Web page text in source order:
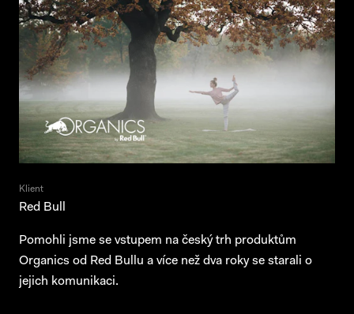
Kontakt
News
English
Klient
Red Bull
Pomohli jsme se vstupem na český trh produktům
Organics od Red Bullu a více než dva roky se starali o
jejich komunikaci.